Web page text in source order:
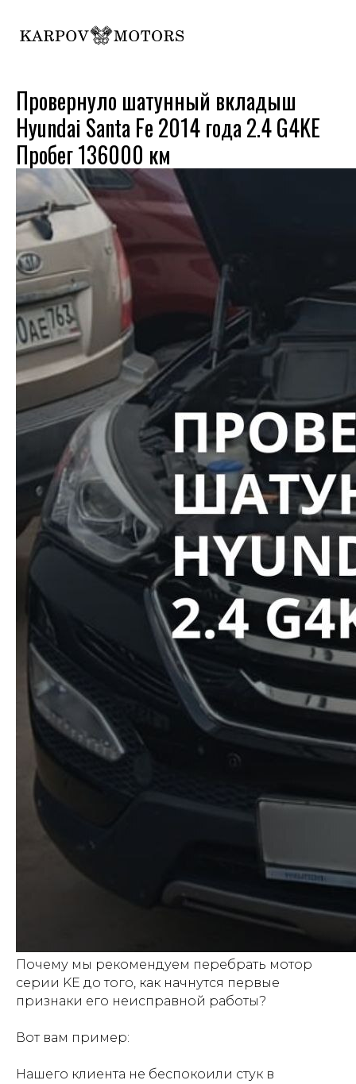
Провернуло шатунный вкладыш
Hyundai Santa Fe 2014 года 2.4 G4KE
Пробег 136000 км
Почему мы рекомендуем перебрать мотор
серии KE до того, как начнутся первые
признаки его неисправной работы?
Вот вам пример:
Нашего клиента не беспокоили стук в